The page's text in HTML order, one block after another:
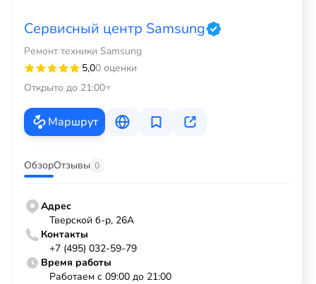
Сервисный центр Samsung
Ремонт техники Samsung
5,00 оценки
Открыто до 21:00
Маршрут
ОбзорОтзывы 0
Адрес
Тверской б-р, 26А
Контакты
+7 (495) 032-59-79
Время работы
Работаем с 09:00 до 21:00